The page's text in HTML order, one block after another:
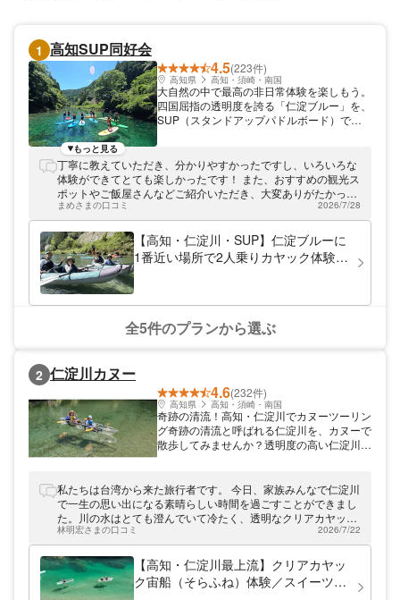
1 高知SUP同好会
4.5(223件)
高知県 高知・須崎・南国
大自然の中で最高の非日常体験を楽しもう。
四国屈指の透明度を誇る「仁淀ブルー」を、
SUP（スタンドアップパドルボード）で体
アクティビティです。SUPでしか出会えな
い景色を、ゆったりと探検できます。 「高
知SUP同好会」は2020年春に社会人サーク
ルとしてスタートし、クラウドファンディン
グを経て事業化。現在は屋号登録を行い、個
人事業としてSUP体験ツアーを運営してい
ます。仁淀川の美しさと魅力を、SUPを通
して多くの方にお伝えすることを大切にして
が有資格インストラクターのため、少人数制
で安全管理を徹底しています。SUPが初め
ての方でも基礎から丁寧にレクチャーするの
らの飛び込み体験ができるのは当店のみ ・2
歳から通常のSUPボードで親子タンデム可
能（同エリア唯一） ・愛犬と一緒に楽しめ
るドッグSUP対応（同エリア唯一） お子様
から大人まで、さらに愛犬も一緒に楽しめる
ョン。前日に爪切りとヤスリがけをお願いい
たします（犬は保険対象外）。 ツアーは仁
淀川エリアのSUP事業者の中でも最も上流
の秘境エリアで開催。透明度が高く、他のツ
アーや一般利用者が少ないため、夏の繁忙期
でも混雑せず、ゆったりと仁淀ブルーを満喫
できます。 ツアー開催場所は高知自動車道
「伊野IC」から車で約80分の仁淀川町エリ
もっと見る
丁寧に教えていただき、分かりやすかったですし、いろいろな
体験ができてとても楽しかったです！ また、おすすめの観光ス
ポットやご飯屋さんなどご紹介いただき、大変ありがたかった
です。
まめさまの口コミ 2026/7/28
【高知・仁淀川・SUP】仁淀ブルーに
1番近い場所で2人乗りカヤック体験。
全5件のプランから選ぶ
2 仁淀川カヌー
4.6(232件)
高知県 高知・須崎・南国
奇跡の清流！高知・仁淀川でカヌーツーリン
グ奇跡の清流と呼ばれる仁淀川を、カヌーで
散歩してみませんか？透明度の高い仁淀川
水だけが見せる美しい青色を見にきてくださ
いね。陸上でレクチャーを行ってから川下り
をするので、カヌーが初めての方でも楽しく
私たちは台湾から来た旅行者です。 今日、家族みんなで仁淀川
で一生の思い出になる素晴らしい時間を過ごすことができまし
た。川の水はとても澄んでいて冷たく、透明なクリアカヤック
から見る景色は本当に美しく、感動しました。 スタッフの皆さ
んもとても親切で、安心して楽しむことができました。仁淀川
を訪れる機会があれば、ぜひおすすめしたいアクティビティで
す。素敵な思い出をありがとうございました。
林明宏さまの口コミ 2026/7/22
【高知・仁淀川最上流】クリアカヤッ
ク宙船（そらふね）体験／スイーツ付